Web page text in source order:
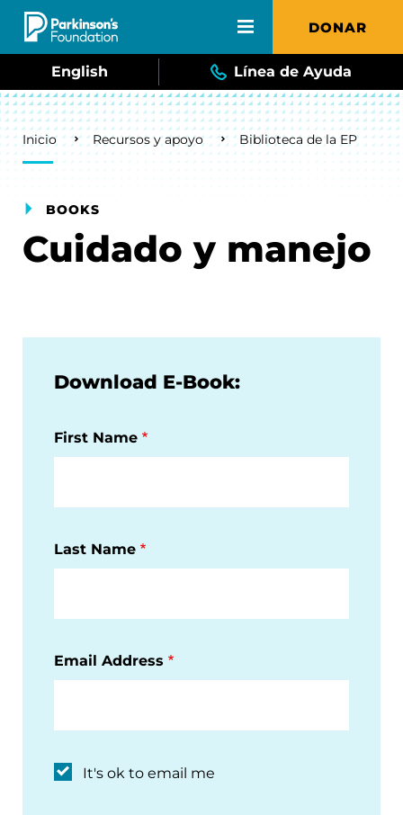
Skip to main content DONAR
English Línea de Ayuda
Breadcrumb
Inicio Recursos y apoyo Biblioteca de la EP
BOOKS
Cuidado y manejo
Download E-Book:
First Name
Last Name
Email Address
It's ok to email me